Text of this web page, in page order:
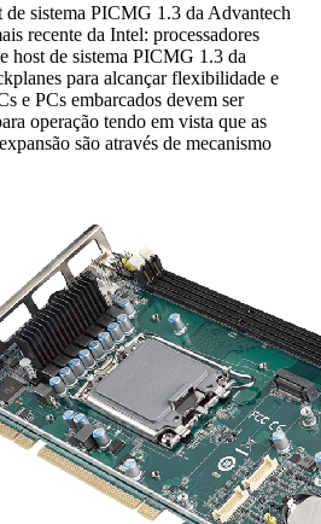
de sistema PICMG 1.3 da Advantech
recente da Intel: processadores
host de sistema PICMG 1.3 da
para alcançar flexibilidade e
e PCs embarcados devem ser
operação tendo em vista que as
são através de mecanismo